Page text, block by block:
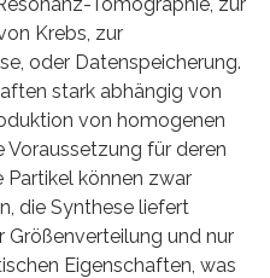
Krebs, zur
oder Datenspeicherung.
stark abhängig von
von homogenen
Voraussetzung für deren
können zwar
die Synthese liefert
Größenverteilung und nur
Eigenschaften, was